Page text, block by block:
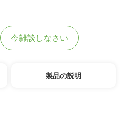
今雑談しなさい
製品の説明